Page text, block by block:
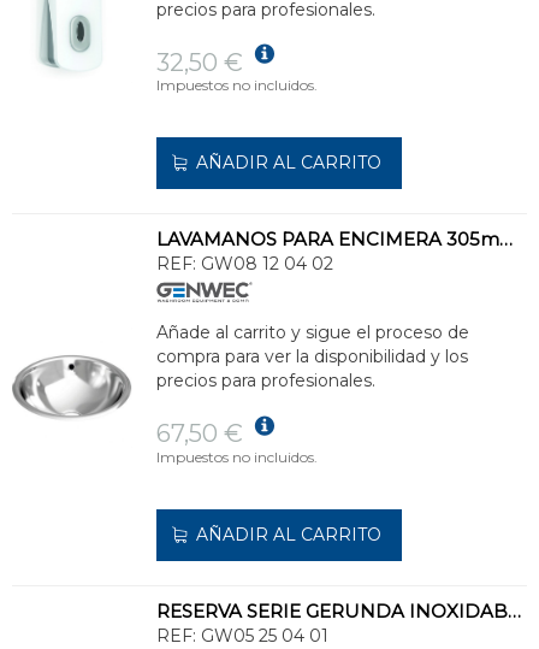
precios para profesionales.
32,50 €
Impuestos no incluidos.
AÑADIR AL CARRITO
LAVAMANOS PARA ENCIMERA 305mm CON REBOSADERO
REF: GW08 12 04 02
Añade al carrito y sigue el proceso de
compra para ver la disponibilidad y los
precios para profesionales.
67,50 €
Impuestos no incluidos.
AÑADIR AL CARRITO
RESERVA SERIE GERUNDA INOXIDABLE 304
REF: GW05 25 04 01